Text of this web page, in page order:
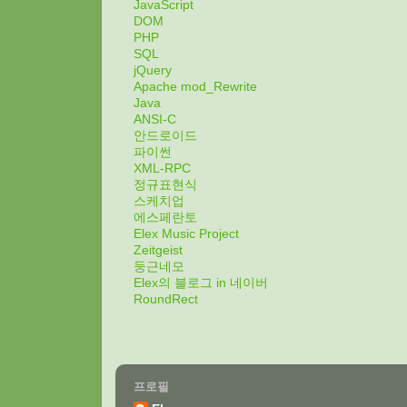
JavaScript
DOM
PHP
SQL
jQuery
Apache mod_Rewrite
Java
ANSI-C
안드로이드
파이썬
XML-RPC
정규표현식
스케치업
에스페란토
Elex Music Project
Zeitgeist
둥근네모
Elex의 블로그 in 네이버
RoundRect
프로필